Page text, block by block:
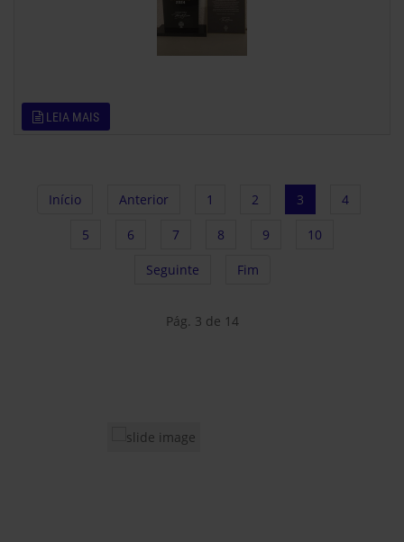
LEIA MAIS
Início Anterior 1 2 3 4
5 6 7 8 9 10
Seguinte Fim
Pág. 3 de 14